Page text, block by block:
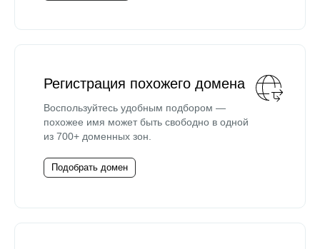
Регистрация похожего домена
Воспользуйтесь удобным подбором —
похожее имя может быть свободно в одной
из 700+ доменных зон.
Подобрать домен